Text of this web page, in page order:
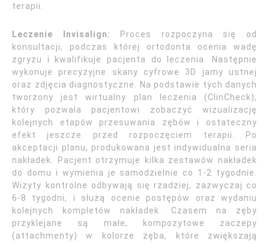
terapii.
Leczenie Invisalign:
Proces rozpoczyna się od
konsultacji, podczas której ortodonta ocenia wadę
zgryzu i kwalifikuje pacjenta do leczenia. Następnie
wykonuje precyzyjne skany cyfrowe 3D jamy ustnej
oraz zdjęcia diagnostyczne. Na podstawie tych danych
tworzony jest wirtualny plan leczenia (ClinCheck),
który pozwala pacjentowi zobaczyć wizualizację
kolejnych etapów przesuwania zębów i ostateczny
efekt jeszcze przed rozpoczęciem terapii. Po
akceptacji planu, produkowana jest indywidualna seria
nakładek. Pacjent otrzymuje kilka zestawów nakładek
do domu i wymienia je samodzielnie co 1-2 tygodnie.
Wizyty kontrolne odbywają się rzadziej, zazwyczaj co
6-8 tygodni, i służą ocenie postępów oraz wydaniu
kolejnych kompletów nakładek. Czasem na zęby
przyklejane są małe, kompozytowe zaczepy
(attachmenty) w kolorze zęba, które zwiększają